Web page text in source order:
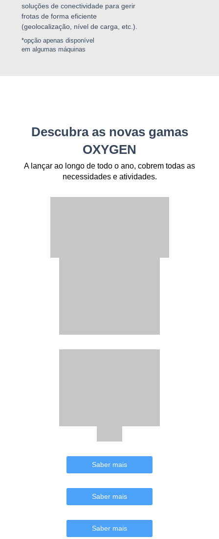
soluções de conectividade para gerir
frotas de forma eficiente
(geolocalização, nível de carga, etc.).
*opção apenas disponível
em algumas máquinas
Descubra as novas gamas
OXYGEN
A lançar ao longo de todo o ano, cobrem todas as
necessidades e atividades.
Saber mais
Saber mais
Saber mais